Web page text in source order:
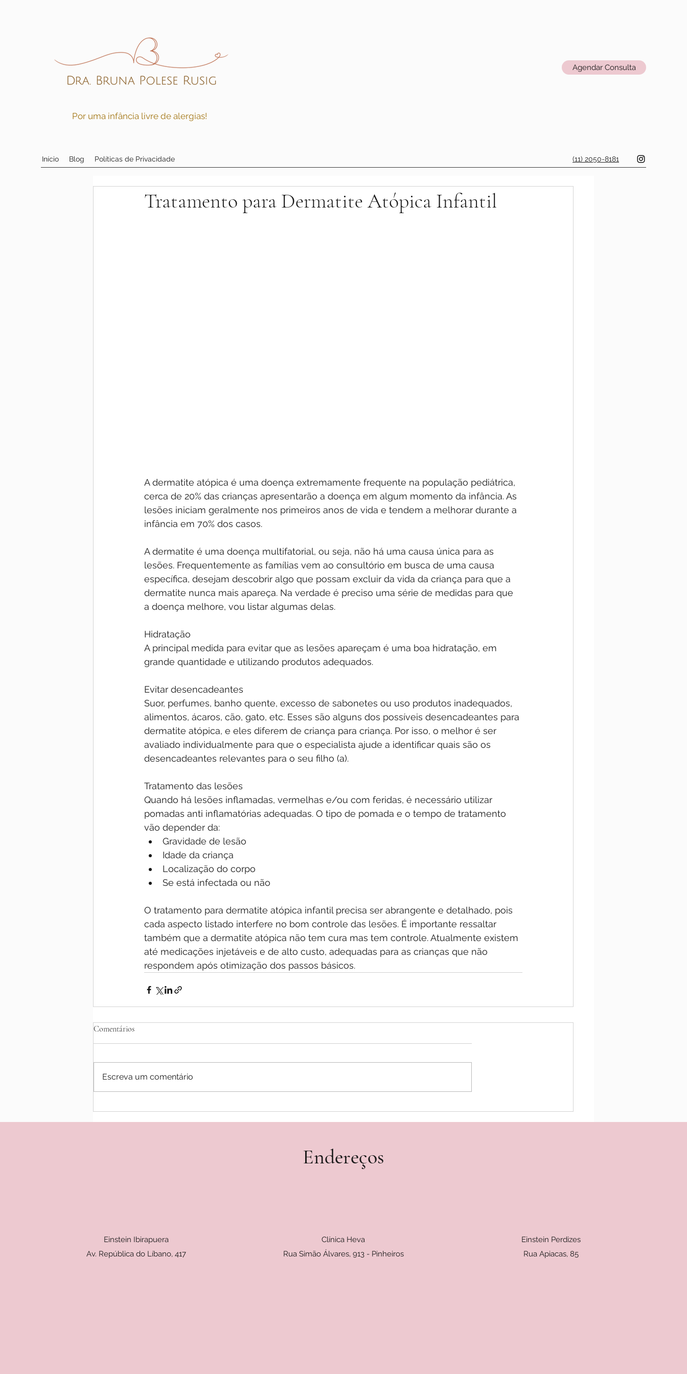
Por uma infância livre de alergias!
Agendar Consulta
Início Blog Políticas de Privacidade (11) 2050-8181
Tratamento para Dermatite Atópica Infantil
A dermatite atópica é uma doença extremamente frequente na população pediátrica,
cerca de 20% das crianças apresentarão a doença em algum momento da infância. As
lesões iniciam geralmente nos primeiros anos de vida e tendem a melhorar durante a
infância em 70% dos casos.
A dermatite é uma doença multifatorial, ou seja, não há uma causa única para as
lesões. Frequentemente as famílias vem ao consultório em busca de uma causa
específica, desejam descobrir algo que possam excluir da vida da criança para que a
dermatite nunca mais apareça. Na verdade é preciso uma série de medidas para que
a doença melhore, vou listar algumas delas.
Hidratação
A principal medida para evitar que as lesões apareçam é uma boa hidratação, em
grande quantidade e utilizando produtos adequados.
Evitar desencadeantes
Suor, perfumes, banho quente, excesso de sabonetes ou uso produtos inadequados,
alimentos, ácaros, cão, gato, etc. Esses são alguns dos possíveis desencadeantes para
dermatite atópica, e eles diferem de criança para criança. Por isso, o melhor é ser
avaliado individualmente para que o especialista ajude a identificar quais são os
desencadeantes relevantes para o seu filho (a).
Tratamento das lesões
Quando há lesões inflamadas, vermelhas e/ou com feridas, é necessário utilizar
pomadas anti inflamatórias adequadas. O tipo de pomada e o tempo de tratamento
vão depender da:
Gravidade de lesão
Idade da criança
Localização do corpo
Se está infectada ou não
O tratamento para dermatite atópica infantil precisa ser abrangente e detalhado, pois
cada aspecto listado interfere no bom controle das lesões. É importante ressaltar
também que a dermatite atópica não tem cura mas tem controle. Atualmente existem
até medicações injetáveis e de alto custo, adequadas para as crianças que não
respondem após otimização dos passos básicos.
Comentários
Escreva um comentário
Endereços
Einstein Ibirapuera
Av. República do Líbano, 417
Clínica Heva
Rua Simão Álvares, 913 - Pinheiros
Einstein Perdizes
Rua Apiacas, 85